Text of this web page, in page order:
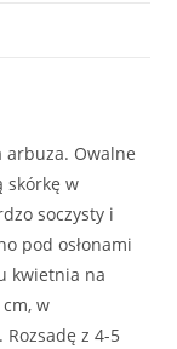
Owalne
skórkę w
soczysty i
pod osłonami
kwietnia na
w
z 4-5